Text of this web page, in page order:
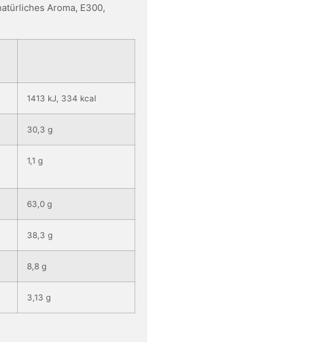
Aroma, E300,
1413 kJ, 334 kcal
30,3 g
1,1 g
63,0 g
38,3 g
8,8 g
3,13 g